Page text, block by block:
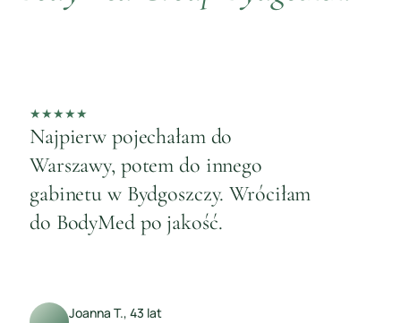
★★★★★
Najpierw pojechałam do
Warszawy, potem do innego
gabinetu w Bydgoszczy. Wróciłam
do BodyMed po jakość.
Joanna T., 43 lat